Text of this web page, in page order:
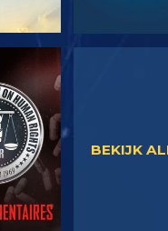
BEKIJK